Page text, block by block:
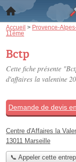
Accueil > Provence-
11ème
Bctp
Cette fiche présente
d'affaires la valentine
Demande de devis
Centre d'Affaires la
13011 Marseille
📞 Appeler cette